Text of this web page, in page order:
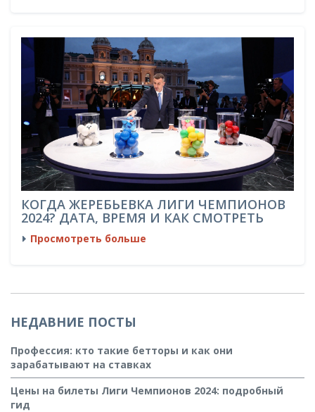
КОГДА ЖЕРЕБЬЕВКА ЛИГИ ЧЕМПИОНОВ
2024? ДАТА, ВРЕМЯ И КАК СМОТРЕТЬ
Просмотреть больше
НЕДАВНИЕ ПОСТЫ
Профессия: кто такие бетторы и как они
зарабатывают на ставках
Цены на билеты Лиги Чемпионов 2024: подробный
гид